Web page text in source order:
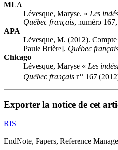
MLA
Lévesque, Maryse. « Les
Québec français, numéro
APA
Lévesque, M. (2012).
Paule Brière]. Québec français
Chicago
Lévesque, Maryse « Les
Québec français no 167
Exporter la notice de cet
RIS
EndNote, Papers, Reference